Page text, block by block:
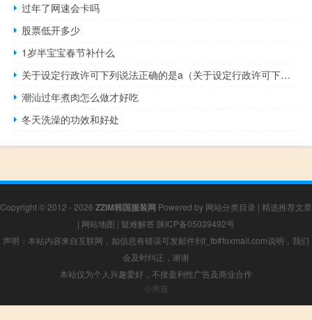
过年了网速会卡吗
股票低开多少
1岁半宝宝春节补什么
关于设定行政许可下列说法正确的是a（关于设定行政许可下列说法正确的是）
潮汕过年煮肉怎么做才好吃
冬天洗澡的功效和好处
Copyright © 2012 - 2026 ZZIM韩国服装网 Powered by 网站分类目录 | 精选推荐文章
| 网站地图 | 疑难解答 陕ICP备05039492号
声明：本站内容来自互联网，如信息有错误可发邮件到f_fb#foxmail.com说明，我们
会及时纠正，谢谢
本站仅为个人兴趣爱好，不接盈利性广告及商业合作
小男孩